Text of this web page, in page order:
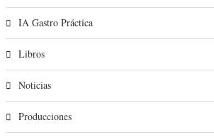
IA Gastro Práctica
Libros
Noticias
Producciones